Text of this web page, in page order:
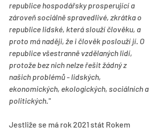
republice hospodářsky prosperující a
zároveň sociálně spravedlivé, zkrátka o
republice lidské, která slouží člověku, a
proto má naději, že i člověk poslouží jí. O
republice všestranně vzdělaných lidí,
protože bez nich nelze řešit žádný z
našich problémů - lidských,
ekonomických, ekologických, sociálních a
politických."
Jestliže se má rok 2021 stát Rokem